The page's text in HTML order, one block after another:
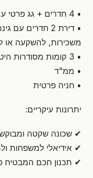
• 4 חדרים + גג פרטי עם פוטנציאל גבוה
• דירת 2 חדרים
משכירות, להשקעה או
• 3 קומות מסודרות היטב
• ממ"ד
• חניה פרטית
יתרונות עיקריים:
✔ שכונה שקטה
✔ אידיאלי למשפחות
✔ תכנון חכם המבטיח